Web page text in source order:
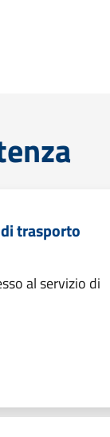
trasporto
al servizio di